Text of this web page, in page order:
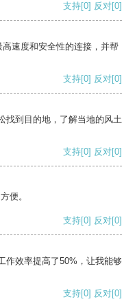
支持[0] 反对[0]
速度和安全性的连接，并帮
支持[0] 反对[0]
找到目的地，了解当地的风土
支持[0] 反对[0]
便。
支持[0] 反对[0]
作效率提高了50%，让我能够
支持[0] 反对[0]